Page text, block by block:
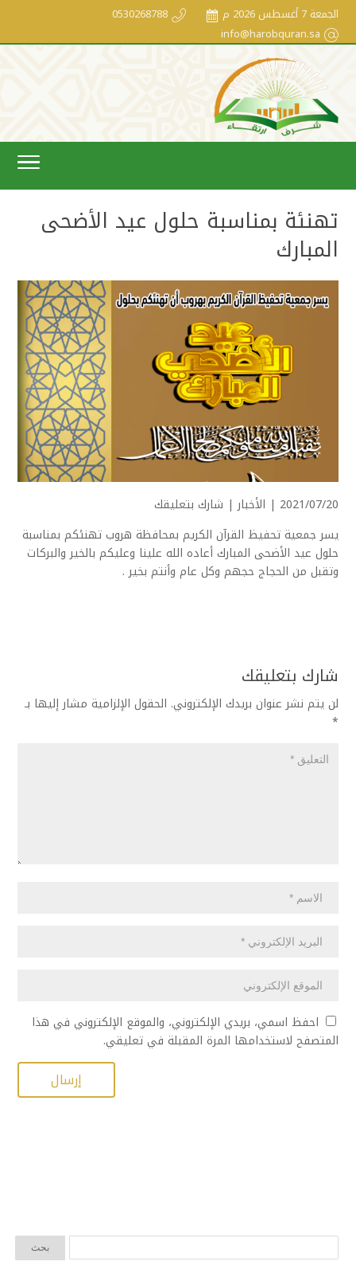
الجمعة 7 أغسطس 2026 م
0530268788
info@harobquran.sa
تهنئة بمناسبة حلول عيد الأضحى
المبارك
2021/07/20 | الأخبار| شارك بتعليقك
يسر جمعية تحفيظ القرآن الكريم بمحافظة هروبتهنئكم بمناسبة
حلول عيد الأضحى المبارك أعاده الله علينا وعليكم بالخير والبركات
وتقبل من الحجاج حجهم وكل عام وأنتم بخير .
شارك بتعليقك
لن يتم نشر عنوان بريدك الإلكتروني. الحقول الإلزامية مشار إليها بـ
*
احفظ اسمي، بريدي الإلكتروني، والموقع الإلكتروني في هذا
المتصفح لاستخدامها المرة المقبلة في تعليقي.